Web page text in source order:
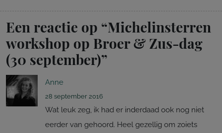
Een reactie op “Michelinsterren
workshop op Broer & Zus-dag
(30 september)”
Anne
28 september 2016
Wat leuk zeg, ik had er inderdaad ook nog niet
eerder van gehoord. Heel gezellig om zoiets